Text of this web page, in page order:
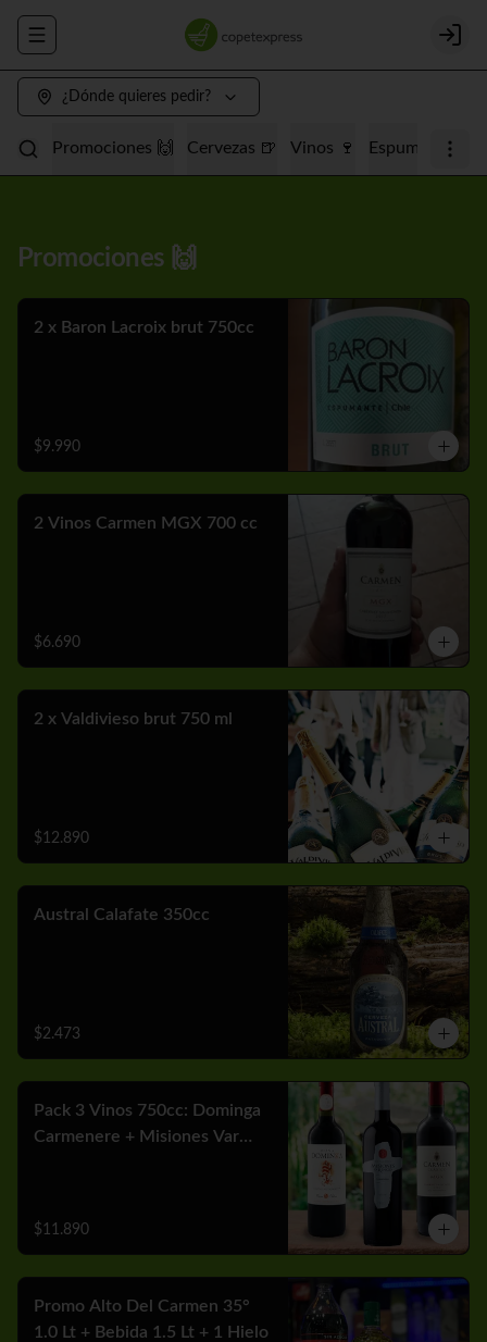
Abrir menu de navegación Login
¿Dónde quieres pedir?
Promociones 🙌 Cervezas 🍺 Vinos 🍷 Espumantes 🥂
Promociones 🙌
2 x Baron Lacroix brut 750cc
$9.990
2 Vinos Carmen MGX 700 cc
$6.690
2 x Valdivieso brut 750 ml
$12.890
Austral Calafate 350cc
$2.473
Pack 3 Vinos 750cc: Dominga
Carmenere + Misiones Var
$11.890
Promo Alto Del Carmen 35°
1.0 Lt + Bebida 1.5 Lt + 1 Hielo